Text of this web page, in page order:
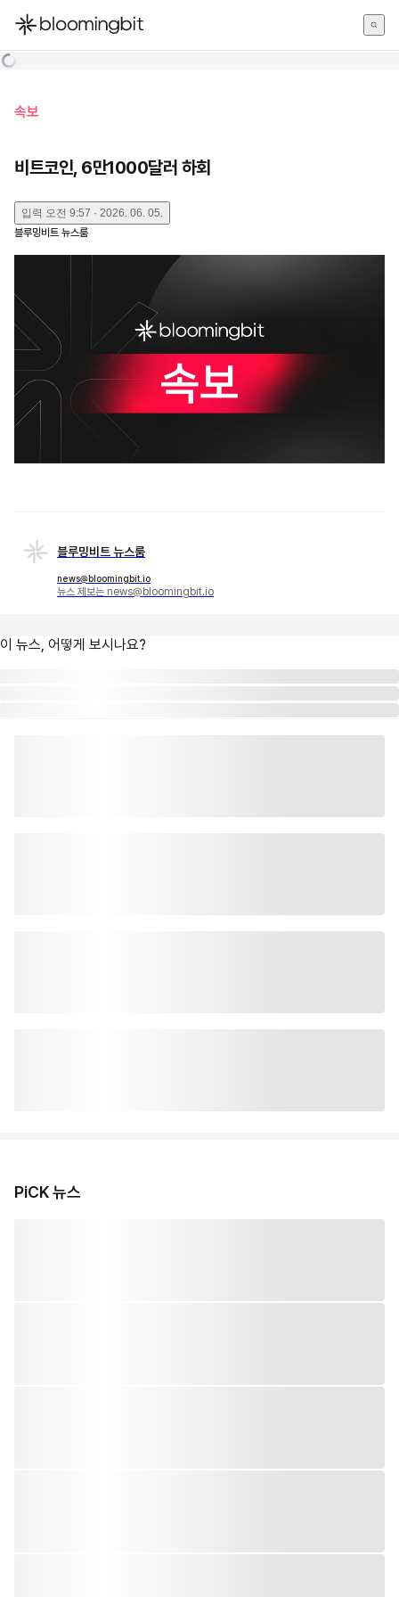
한국어
속보
비트코인, 6만1000달러 하회
입력 오전 9:57 · 2026. 06. 05.
블루밍비트 뉴스룸
블루밍비트 뉴스룸
news@bloomingbit.io
뉴스 제보는 news@bloomingbit.io
이 뉴스, 어떻게 보시나요?
PiCK 뉴스